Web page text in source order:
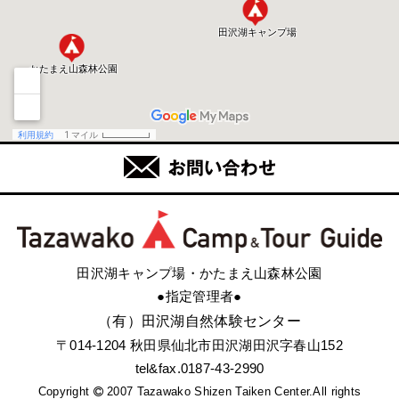
田沢湖キャンプ場・かたまえ山森林公園
●指定管理者●
（有）田沢湖自然体験センター
〒014-1204 秋田県仙北市田沢湖田沢字春山152
tel&fax.0187-43-2990
Copyright
2007 Tazawako Shizen Taiken Center.All rights